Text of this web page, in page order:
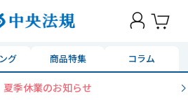
グ 商品特集 コラム
夏季休業のお知らせ